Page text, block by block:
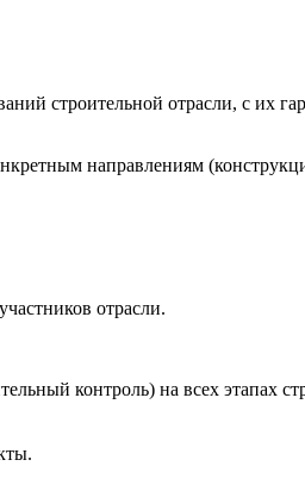
строительной отрасли, с их
направлениям
отрасли.
контроль) на всех этапах